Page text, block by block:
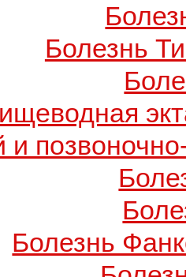
Болезнь
и
Болезнь